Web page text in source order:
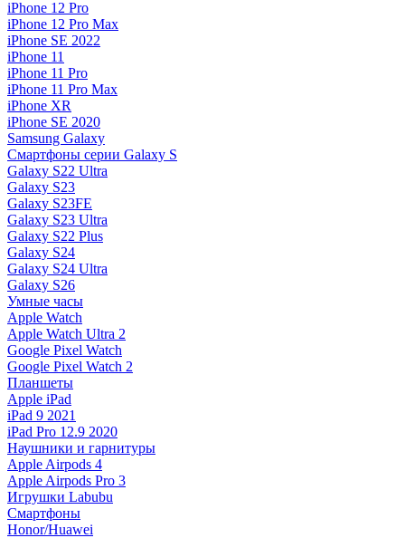
iPhone 12 Pro
iPhone 12 Pro Max
iPhone SE 2022
iPhone 11
iPhone 11 Pro
iPhone 11 Pro Max
iPhone XR
iPhone SE 2020
Samsung Galaxy
Смартфоны серии Galaxy S
Galaxy S22 Ultra
Galaxy S23
Galaxy S23FE
Galaxy S23 Ultra
Galaxy S22 Plus
Galaxy S24
Galaxy S24 Ultra
Galaxy S26
Умные часы
Apple Watch
Apple Watch Ultra 2
Google Pixel Watch
Google Pixel Watch 2
Планшеты
Apple iPad
iPad 9 2021
iPad Pro 12.9 2020
Наушники и гарнитуры
Apple Airpods 4
Apple Airpods Pro 3
Игрушки Labubu
Смартфоны
Honor/Huawei